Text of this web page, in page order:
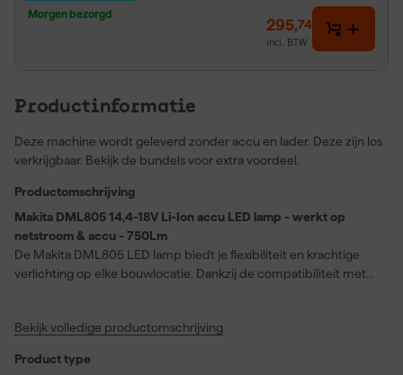
Morgen bezorgd
295,74
incl. BTW
Productinformatie
Deze machine wordt geleverd zonder accu en lader. Deze zijn los
verkrijgbaar. Bekijk de bundels voor extra voordeel.
Productomschrijving
Makita DML805 14,4-18V Li-Ion accu LED lamp - werkt op
netstroom & accu - 750Lm
De Makita DML805 LED lamp biedt je flexibiliteit en krachtige
verlichting op elke bouwlocatie. Dankzij de compatibiliteit met
bouwlamp beschikt over twintig zuinige LED’s van elk 0,6W, wat
keuze uit twee lichtstanden: een hoge stand met 1150 lux en een
Bekijk volledige productomschrijving
Product type